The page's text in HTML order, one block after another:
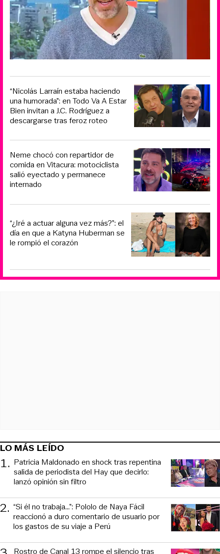
“Nicolás Larraín estaba haciendo
una humorada”: en Todo Va A Estar
Bien invitan a J.C. Rodríguez a
descargarse tras feroz roteo
Neme chocó con repartidor de
comida en Vitacura: motociclista
salió eyectado y permanece
internado
“¿Iré a actuar alguna vez más?”: el
día en que a Katyna Huberman se
le rompió el corazón
LO MÁS LEÍDO
1. Patricia Maldonado en shock tras repentina
salida de periodista del Hay que decirlo:
lanzó opinión sin filtro
2. “Si él no trabaja…”: Pololo de Naya Fácil
reaccionó a duro comentario de usuario por
los gastos de su viaje a Perú
Rostro de Canal 13 rompe el silencio tras